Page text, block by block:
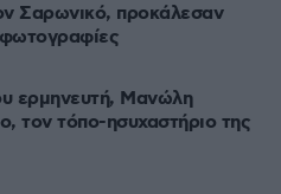
Σαρωνικό, προκάλεσαν
φωτογραφίες
ερμηνευτή, Μανώλη
τον τόπο-ησυχαστήριο της